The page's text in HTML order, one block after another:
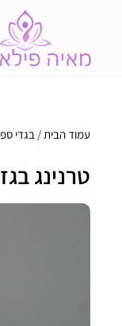
עמוד הבית/ בגדי
טרנינג